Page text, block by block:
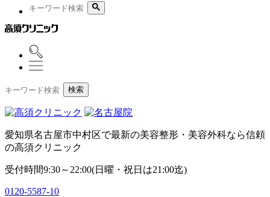
検索
愛知県名古屋市中村区で最新の美容整形・美容外科なら信頼
の高須クリニック
受付時間9:30～22:00(日曜・祝日は21:00迄)
0120-5587-10